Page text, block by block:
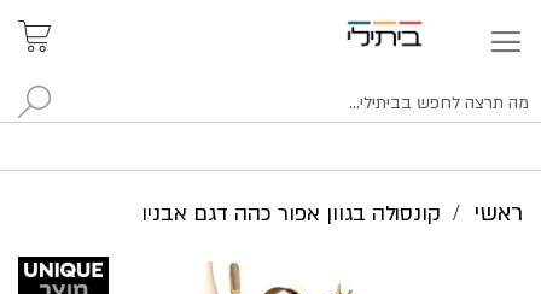
ראשי קונסולה בגוון אפור כהה דגם אבניו